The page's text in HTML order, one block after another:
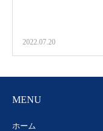
2022.07.20
MENU
ホーム